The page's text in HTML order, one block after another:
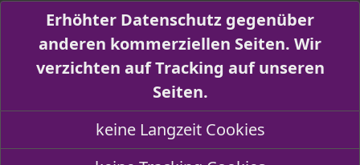
Erhöhter Datenschutz gegenüber
anderen kommerziellen Seiten. Wir
verzichten auf Tracking auf unseren
Seiten.
keine Langzeit Cookies